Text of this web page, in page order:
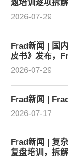
题培训逐项拆解
2026-07-29
Frad新闻 | 国
皮书》发布，
2026-07-29
Frad新闻 |
2026-07-17
Frad新闻 | 复
复盘培训，拆